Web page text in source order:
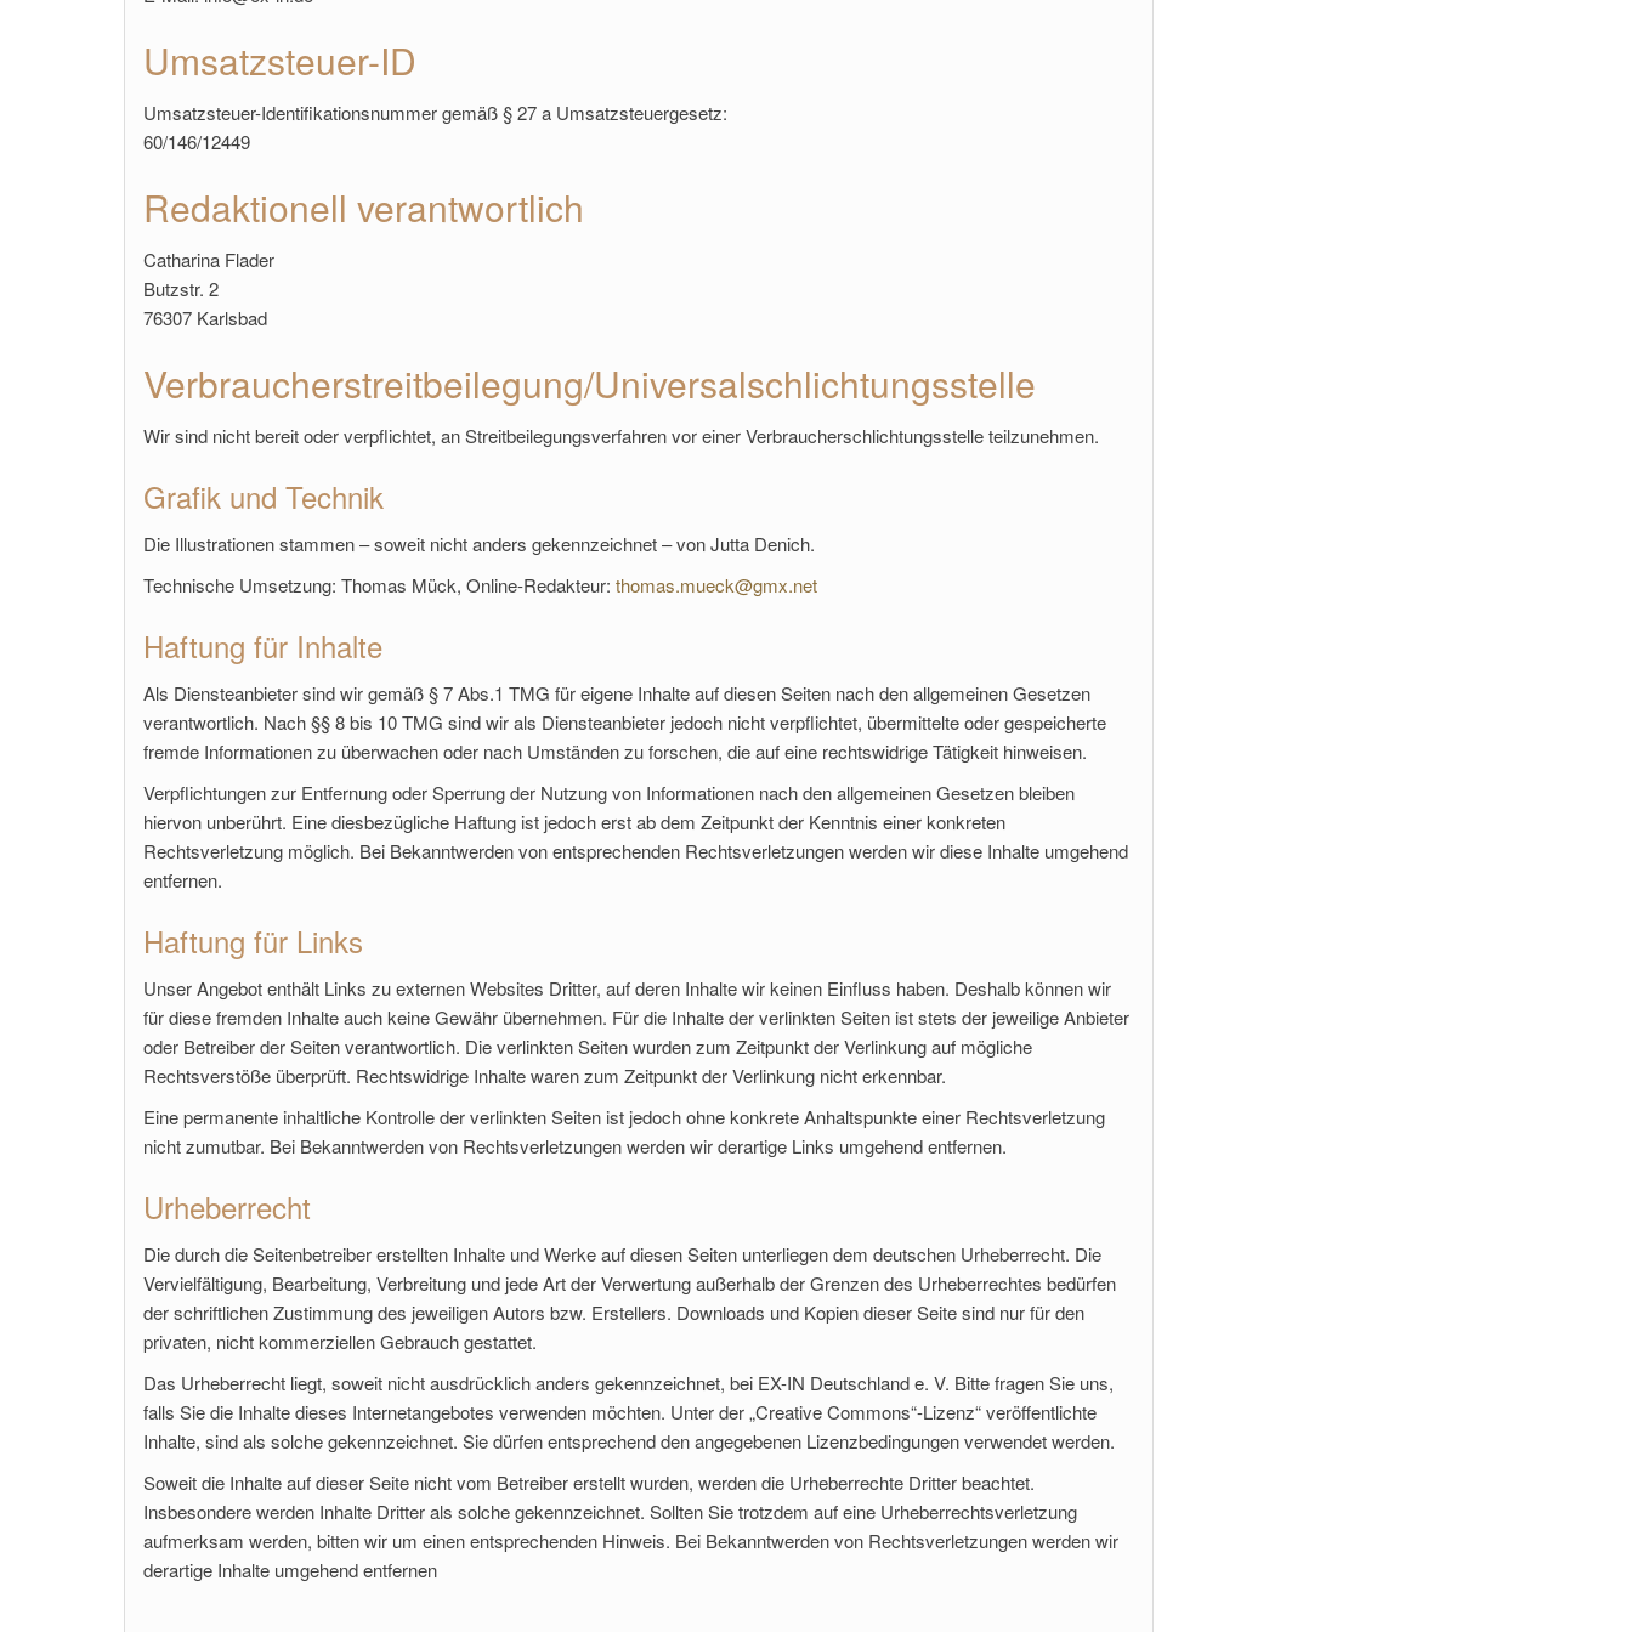
Umsatzsteuer-ID
Umsatzsteuer-Identifikationsnummer gemäß § 27 a Umsatzsteuergesetz:
60/146/12449
Redaktionell verantwortlich
Catharina Flader
Butzstr. 2
76307 Karlsbad
Verbraucher­streit­beilegung/Universal­schlichtungs­stelle
Wir sind nicht bereit oder verpflichtet, an Streitbeilegungsverfahren vor einer Verbraucherschlichtungsstelle teilzunehmen.
Grafik und Technik
Die Illustrationen stammen – soweit nicht anders gekennzeichnet – von Jutta Denich.
Technische Umsetzung: Thomas Mück, Online-Redakteur: thomas.mueck@gmx.net
Haftung für Inhalte
Als Diensteanbieter sind wir gemäß § 7 Abs.1 TMG für eigene Inhalte auf diesen Seiten nach den allgemeinen Gesetzen
verantwortlich. Nach §§ 8 bis 10 TMG sind wir als Diensteanbieter jedoch nicht verpflichtet, übermittelte oder gespeicherte
fremde Informationen zu überwachen oder nach Umständen zu forschen, die auf eine rechtswidrige Tätigkeit hinweisen.
Verpflichtungen zur Entfernung oder Sperrung der Nutzung von Informationen nach den allgemeinen Gesetzen bleiben
hiervon unberührt. Eine diesbezügliche Haftung ist jedoch erst ab dem Zeitpunkt der Kenntnis einer konkreten
Rechtsverletzung möglich. Bei Bekanntwerden von entsprechenden Rechtsverletzungen werden wir diese Inhalte umgehend
entfernen.
Haftung für Links
Unser Angebot enthält Links zu externen Websites Dritter, auf deren Inhalte wir keinen Einfluss haben. Deshalb können wir
für diese fremden Inhalte auch keine Gewähr übernehmen. Für die Inhalte der verlinkten Seiten ist stets der jeweilige Anbieter
oder Betreiber der Seiten verantwortlich. Die verlinkten Seiten wurden zum Zeitpunkt der Verlinkung auf mögliche
Rechtsverstöße überprüft. Rechtswidrige Inhalte waren zum Zeitpunkt der Verlinkung nicht erkennbar.
Eine permanente inhaltliche Kontrolle der verlinkten Seiten ist jedoch ohne konkrete Anhaltspunkte einer Rechtsverletzung
nicht zumutbar. Bei Bekanntwerden von Rechtsverletzungen werden wir derartige Links umgehend entfernen.
Urheberrecht
Die durch die Seitenbetreiber erstellten Inhalte und Werke auf diesen Seiten unterliegen dem deutschen Urheberrecht. Die
Vervielfältigung, Bearbeitung, Verbreitung und jede Art der Verwertung außerhalb der Grenzen des Urheberrechtes bedürfen
der schriftlichen Zustimmung des jeweiligen Autors bzw. Erstellers. Downloads und Kopien dieser Seite sind nur für den
privaten, nicht kommerziellen Gebrauch gestattet.
Das Urheberrecht liegt, soweit nicht ausdrücklich anders gekennzeichnet, bei EX-IN Deutschland e. V. Bitte fragen Sie uns,
falls Sie die Inhalte dieses Internetangebotes verwenden möchten. Unter der „Creative Commons“-Lizenz“ veröffentlichte
Inhalte, sind als solche gekennzeichnet. Sie dürfen entsprechend den angegebenen Lizenzbedingungen verwendet werden.
Soweit die Inhalte auf dieser Seite nicht vom Betreiber erstellt wurden, werden die Urheberrechte Dritter beachtet.
Insbesondere werden Inhalte Dritter als solche gekennzeichnet. Sollten Sie trotzdem auf eine Urheberrechtsverletzung
aufmerksam werden, bitten wir um einen entsprechenden Hinweis. Bei Bekanntwerden von Rechtsverletzungen werden wir
derartige Inhalte umgehend entfernen